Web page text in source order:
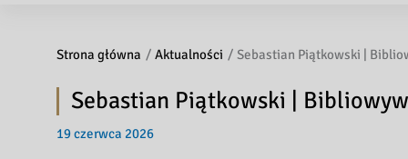
i
z
Strona główna Aktualności Sebastian Piątkowski |
Sebastian Piątkowski |
19 czerwca 2026